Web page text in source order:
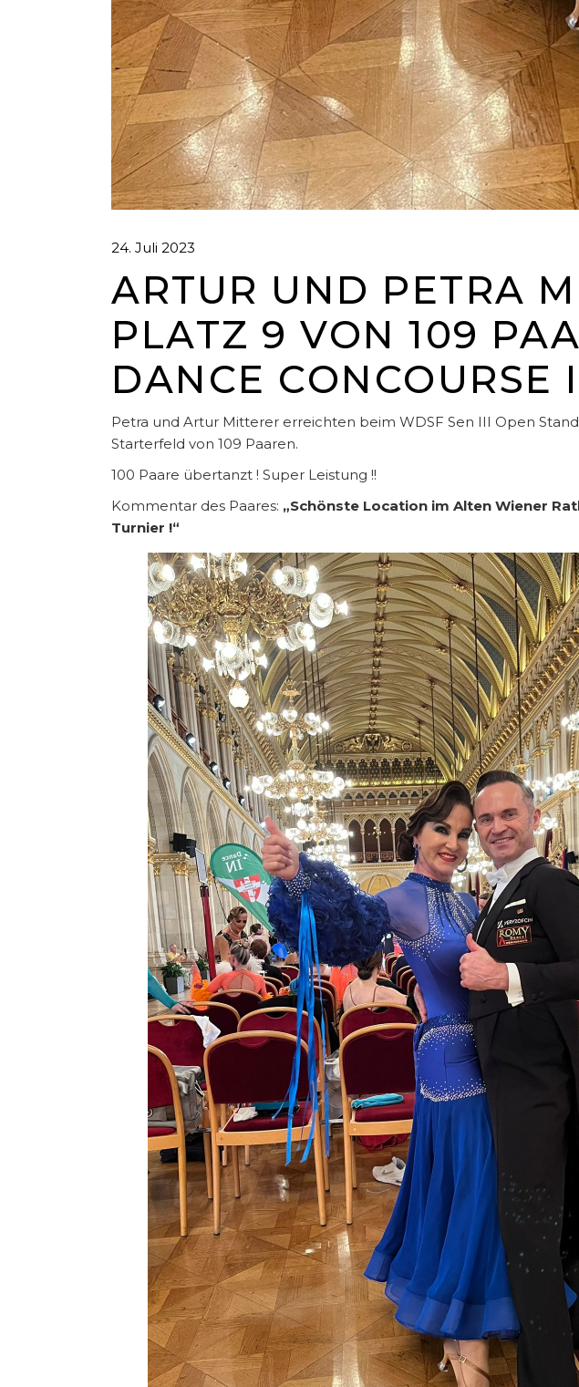
24. Juli 2023
ARTUR UND PETRA
PLATZ 9 VON 109
DANCE CONCOURSE
Petra und Artur Mitterer erreichten beim WDSF Sen III Open
Starterfeld von 109 Paaren.
100 Paare übertanzt ! Super Leistung !!
Kommentar des Paares: „Schönste Location im Alten Wiener
Turnier !“